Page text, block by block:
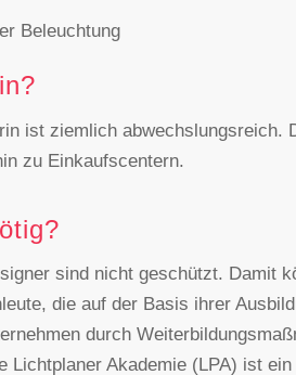
Beleuchtung
ist ziemlich
zu Einkaufscentern.
sind nicht geschützt. Damit
die auf der Basis ihrer
durch
Lichtplaner Akademie (LPA) ist ein